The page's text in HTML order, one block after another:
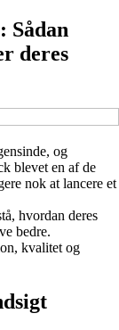
Sådan
deres
og
blevet en af de
nok at lancere et
hvordan deres
bedre.
kvalitet og